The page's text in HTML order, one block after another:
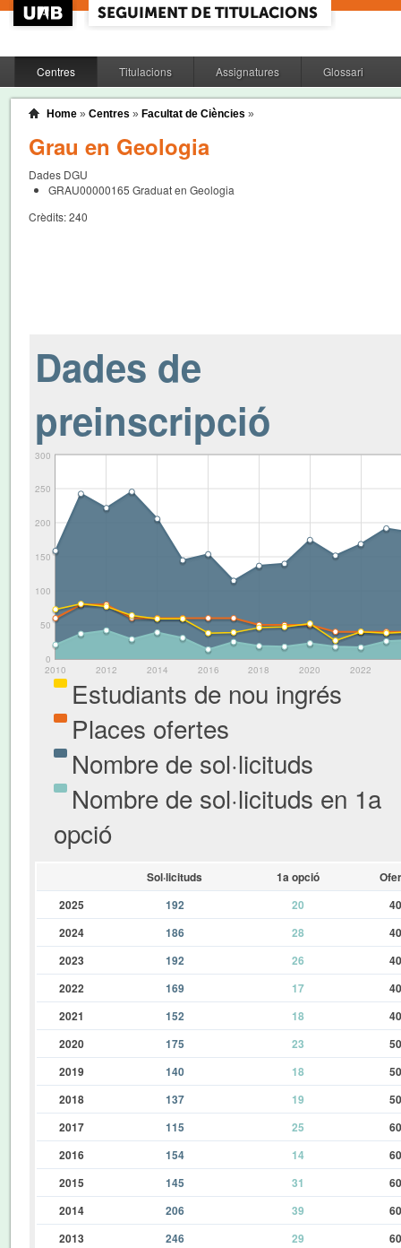
Centres Titulacions Assignatures Glossari
Home » Centres » Facultat de Ciències »
Grau en Geologia
Dades DGU
GRAU00000165 Graduat en Geologia
Crèdits:240
Dades de
preinscripció
2010 2012 2014 2016 2018 2020 2022
0
50
100
150
200
250
300
Estudiants de nou ingrés
Places ofertes
Nombre de sol·licituds
Nombre de sol·licituds en 1a
opció
Sol·licituds 1a opció
2025
192 20
40
2024
186 28
40
2023
192 26
40
2022
169 17
40
2021
152 18
40
2020
175 23
50
2019
140 18
50
2018
137 19
50
2017
115 25
60
2016
154 14
60
2015
145 31
60
2014
206 39
60
2013
246 29
60